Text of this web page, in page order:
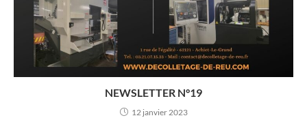
NEWSLETTER N°19
12 janvier 2023